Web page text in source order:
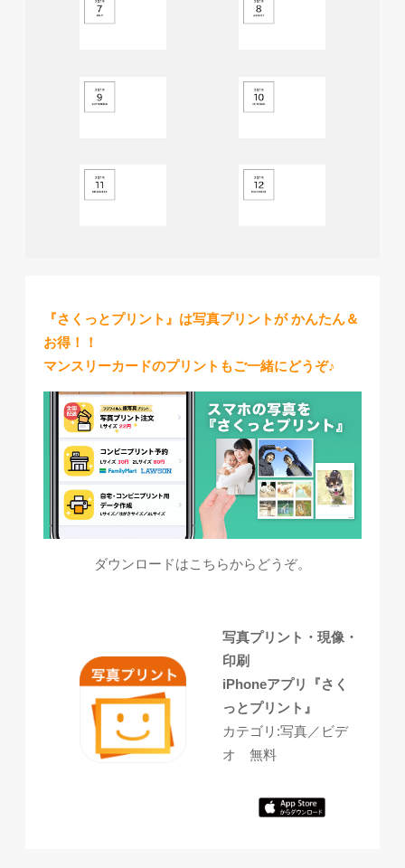
『さくっとプリント』は写真プリントが かんたん＆
お得！！
マンスリーカードのプリントもご一緒にどうぞ♪
ダウンロードはこちらからどうぞ。
写真プリント・現像・
印刷
iPhoneアプリ『さく
っとプリント』
カテゴリ:写真／ビデ
オ 無料